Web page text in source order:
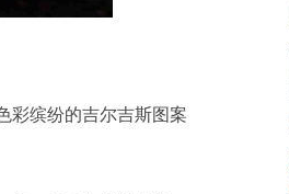
彩缤纷的吉尔吉斯图案